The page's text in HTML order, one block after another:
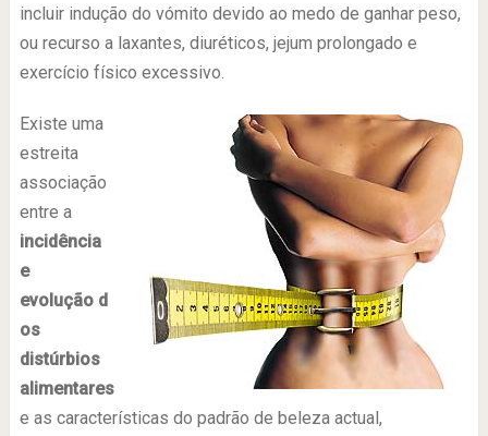
incluir indução do vómito devido ao medo de ganhar peso,
ou recurso a laxantes, diuréticos, jejum prolongado e
exercício físico excessivo.
Existe uma
estreita
associação
entre a
incidência
e
evolução d
os
distúrbios
alimentares
e as características do padrão de beleza actual,